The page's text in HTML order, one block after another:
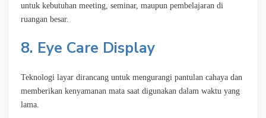
untuk kebutuhan meeting, seminar, maupun pembelajaran di
ruangan besar.
8. Eye Care Display
Teknologi layar dirancang untuk mengurangi pantulan cahaya dan
memberikan kenyamanan mata saat digunakan dalam waktu yang
lama.